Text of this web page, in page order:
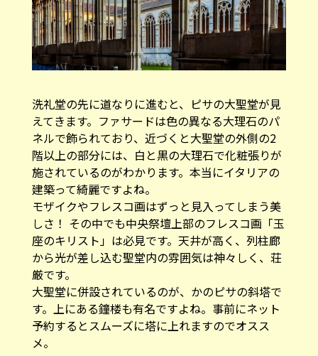
洗礼堂の先に道なりに進むと、ピサの大聖堂が見
えてきます。ファサードは色の異なる大理石のパ
ネルで飾られており、近づくと大聖堂の外側の2
階以上の部分には、白と黒の大理石で化粧張りが
施されているのがわかります。本当にイタリアの
建築って綺麗ですよね。
モザイクやフレスコ画はずっと見入ってしまう美
しさ！ その中でも中央祭壇上部のフレスコ画「玉
座のキリスト」は必見です。天井が高く、列柱廊
から光が差し込む聖堂内の雰囲気は神々しく、荘
厳です。
大聖堂に併設されているのが、かのピサの斜塔で
す。上にある鐘楼も有名ですよね。事前にネット
予約するとスムーズに塔に上れますのでオスス
メ。